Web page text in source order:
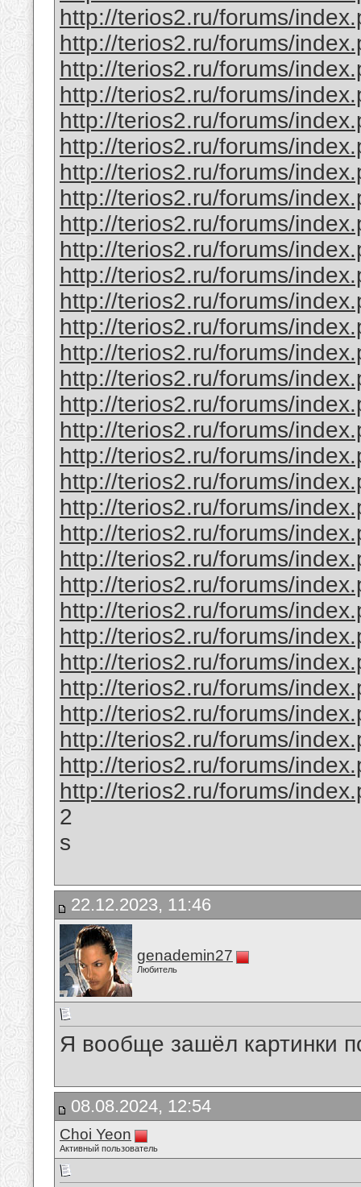
http://terios2.ru/forums/
http://terios2.ru/forums/
http://terios2.ru/forums/
http://terios2.ru/forums/
http://terios2.ru/forums/
http://terios2.ru/forums/
http://terios2.ru/forums/
http://terios2.ru/forums/
http://terios2.ru/forums/
http://terios2.ru/forums/
http://terios2.ru/forums/
http://terios2.ru/forums/
http://terios2.ru/forums/
http://terios2.ru/forums/
http://terios2.ru/forums/
http://terios2.ru/forums/
http://terios2.ru/forums/
http://terios2.ru/forums/
http://terios2.ru/forums/
http://terios2.ru/forums/
http://terios2.ru/forums/
http://terios2.ru/forums/
http://terios2.ru/forums/
http://terios2.ru/forums/
http://terios2.ru/forums/
http://terios2.ru/forums/
http://terios2.ru/forums/
http://terios2.ru/forums/
http://terios2.ru/forums/
http://terios2.ru/forums/
http://terios2.ru/forums/
2
s
22.12.2023, 11:46
genademin27
Любитель
Я вообще зашёл картинки
08.08.2024, 12:54
Choi Yeon
Активный пользователь